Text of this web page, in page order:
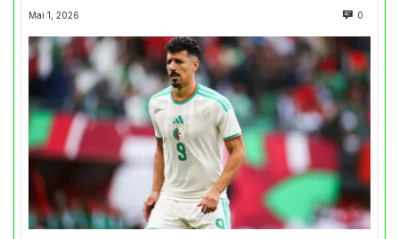
Mai 1, 2026 0